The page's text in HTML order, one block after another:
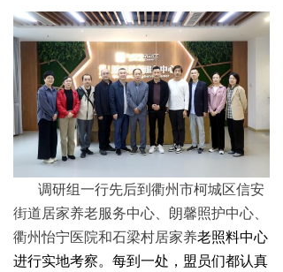
调研组一行先后到衢州市柯城区信安
街道居家养老服务中心、朗馨照护中心、
衢州怡宁医院和石梁村居家养老照料中心
进行实地考察。每到一处，盟员们都认真